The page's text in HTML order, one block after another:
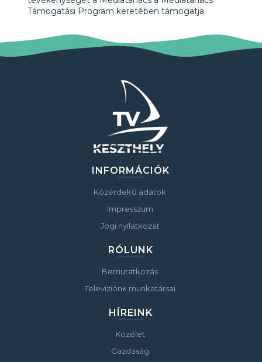
Támogatási Program keretében támogatja.
INFORMÁCIÓK
Közérdekű adatok
Impresszum
Jogi nyilatkozat
RÓLUNK
Bemutatkozás
Televíziónk munkatársai
HÍREINK
Közélet
Gazdaság